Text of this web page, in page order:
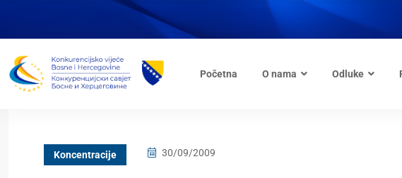
Početna O nama Odluke
Koncentracije 30/09/2009